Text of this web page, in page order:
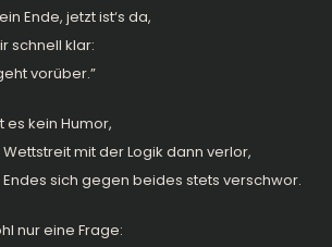
Ende, jetzt ist‘s da,
schnell klar:
vorüber.”
es kein Humor,
mit der Logik dann verlor,
sich gegen beides stets verschwor.
nur eine Frage: